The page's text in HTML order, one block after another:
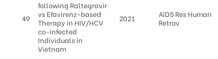
49
following Raltegravir
vs Efavirenz-based
Therapy in HIV/HCV
co-infected
Individuals in
Vietnam
2021
AIDS Res Human
Retrov